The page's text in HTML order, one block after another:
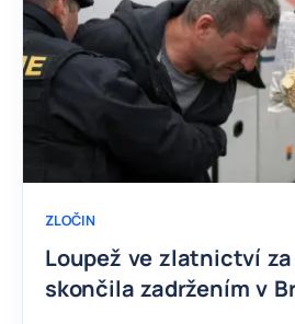
ZLOČIN
Loupež ve zlatnictví
skončila zadržením v